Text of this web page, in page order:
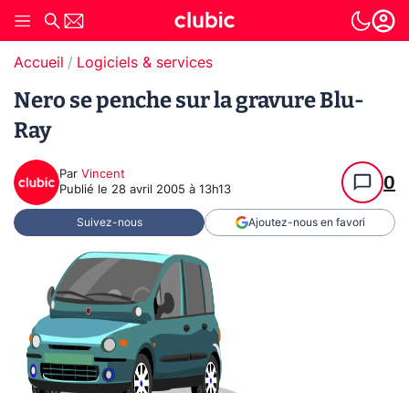
Accueil Logiciels & services
Nero se penche sur la gravure Blu-
Ray
Par Vincent
Publié le 28 avril 2005 à 13h13 0
Suivez-nous Ajoutez-nous en favori